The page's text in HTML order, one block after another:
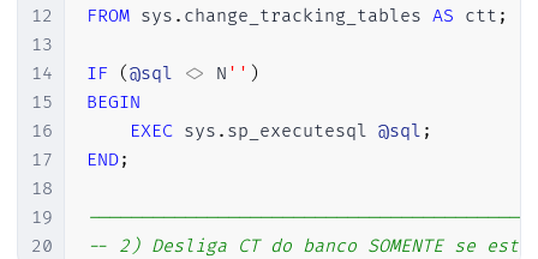
12
13
14
15
16
17
18
19
20
FROM sys . change_tracking_tables AS ctt ;
IF (@sql <> N '' )
BEGIN
EXEC sys . sp_executesql @sql ;
END;
-- 2) Desliga CT do banco SOMENTE se